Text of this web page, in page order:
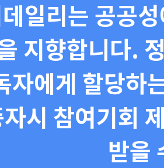
일리는 공공
지향합니다.
자에게 할당하
시 참여기회
받을